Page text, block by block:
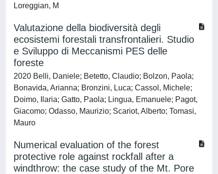
Loreggian, M
Valutazione della biodiversità degli
ecosistemi forestali transfrontalieri. Studio
e Sviluppo di Meccanismi PES delle
foreste
2020 Belli, Daniele; Betetto, Claudio; Bolzon, Paola;
Bonavida, Arianna; Bronzini, Luca; Cassol, Michele;
Doimo, Ilaria; Gatto, Paola; Lingua, Emanuele; Pagot,
Giacomo; Odasso, Maurizio; Scariot, Alberto; Tomasi,
Mauro
Numerical evaluation of the forest
protective role against rockfall after a
windthrow: the case study of the Mt. Pore